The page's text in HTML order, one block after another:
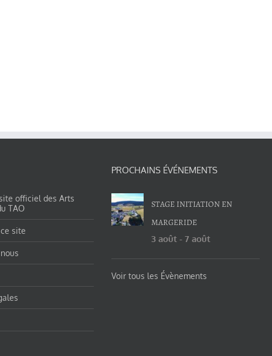
officiel des Arts
TAO
site
PROCHAINS ÉVÉNEMENTS
STAGE INITIATION EN
MARGERIDE
3 août -7 août
Voir tous les Évènements